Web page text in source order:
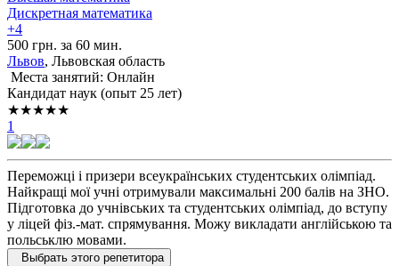
Дискретная математика
+4
500 грн. за 60 мин.
Львов, Львовская область
Места занятий: Онлайн
Кандидат наук (опыт 25 лет)
★★★★★
1
Переможці і призери всеукраїнських студентських олімпіад.
Найкращі мої учні отримували максимальні 200 балів на ЗНО.
Підготовка до учнівських та студентських олімпіад, до вступу
у ліцей фіз.-мат. спрямування. Можу викладати англійською та
польськлю мовами.
Выбрать этого репетитора